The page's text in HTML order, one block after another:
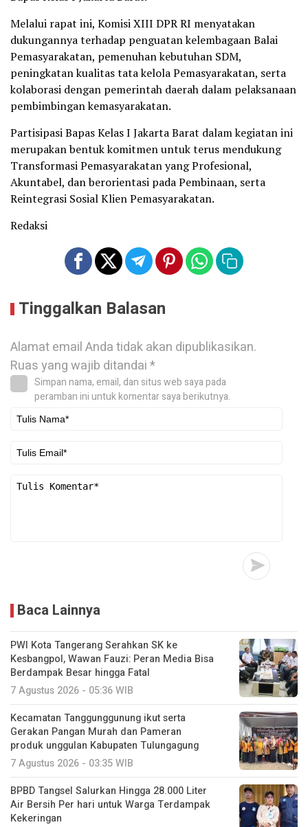
Melalui rapat ini, Komisi XIII DPR RI menyatakan
dukungannya terhadap penguatan kelembagaan Balai
Pemasyarakatan, pemenuhan kebutuhan SDM,
peningkatan kualitas tata kelola Pemasyarakatan, serta
kolaborasi dengan pemerintah daerah dalam pelaksanaan
pembimbingan kemasyarakatan.
Partisipasi Bapas Kelas I Jakarta Barat dalam kegiatan ini
merupakan bentuk komitmen untuk terus mendukung
Transformasi Pemasyarakatan yang Profesional,
Akuntabel, dan berorientasi pada Pembinaan, serta
Reintegrasi Sosial Klien Pemasyarakatan.
Redaksi
Tinggalkan Balasan
Alamat email Anda tidak akan dipublikasikan.
Ruas yang wajib ditandai*
Simpan nama, email, dan situs web saya pada
peramban ini untuk komentar saya berikutnya.
Baca Lainnya
PWI Kota Tangerang Serahkan SK ke
Kesbangpol, Wawan Fauzi: Peran Media Bisa
Berdampak Besar hingga Fatal
7 Agustus 2026 - 05:36 WIB
Kecamatan Tanggunggunung ikut serta
Gerakan Pangan Murah dan Pameran
produk unggulan Kabupaten Tulungagung
7 Agustus 2026 - 03:35 WIB
BPBD Tangsel Salurkan Hingga 28.000 Liter
Air Bersih Per hari untuk Warga Terdampak
Kekeringan